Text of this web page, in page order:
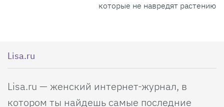
которые не навредят растению
Lisa.ru
Lisa.ru — женский интернет-журнал, в
котором ты найдешь самые последние